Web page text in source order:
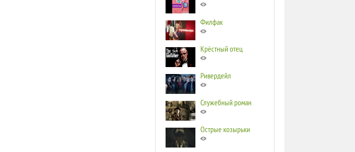
Филфак
Крёстный отец
Ривердейл
Служебный роман
Острые козырьки